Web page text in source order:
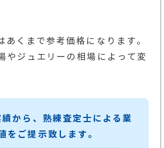
くまで参考価格になります。
やジュエリーの相場によって変
から、熟練査定士による業
をご提示致します。